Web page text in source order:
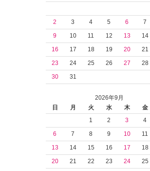
2
3 4 5 6 7
9
10 11 12 13 14
16
17 18 19 20 21
23
24 25 26 27 28
30
31
2026年9月
日
月 火 水 木 金
1
2 3 4
6
7 8 9 10 11
13
14 15 16 17 18
20
21 22 23 24 25